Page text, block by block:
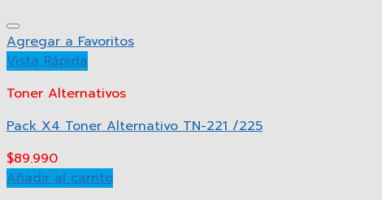
Agregar a Favoritos
Vista Rápida
Toner Alternativos
Pack X4 Toner Alternativo TN-221 /225
$89.990
Añadir al carrito